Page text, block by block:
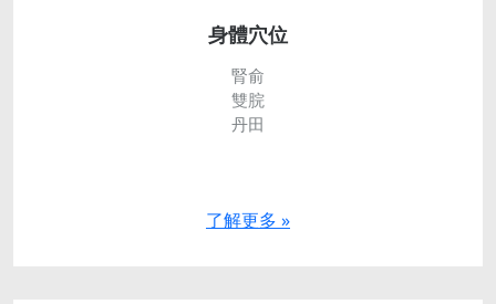
身體穴位
腎俞
雙脘
丹田
了解更多 »